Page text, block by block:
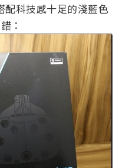
科技感十足的淺藍色
：